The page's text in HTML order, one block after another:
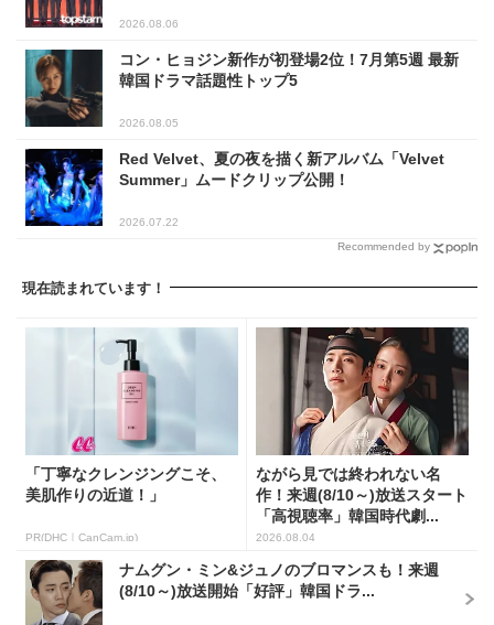
2026.08.06
コン・ヒョジン新作が初登場2位！7月第5週 最新
韓国ドラマ話題性トップ5
2026.08.05
Red Velvet、夏の夜を描く新アルバム「Velvet
Summer」ムードクリップ公開！
2026.07.22
Recommended by
現在読まれています！
「丁寧なクレンジングこそ、
美肌作りの近道！」
PR(DHC｜CanCam.jp)
ながら見では終われない名
作！来週(8/10～)放送スタート
「高視聴率」韓国時代劇...
2026.08.04
ナムグン・ミン&ジュノのブロマンスも！来週
(8/10～)放送開始「好評」韓国ドラ...